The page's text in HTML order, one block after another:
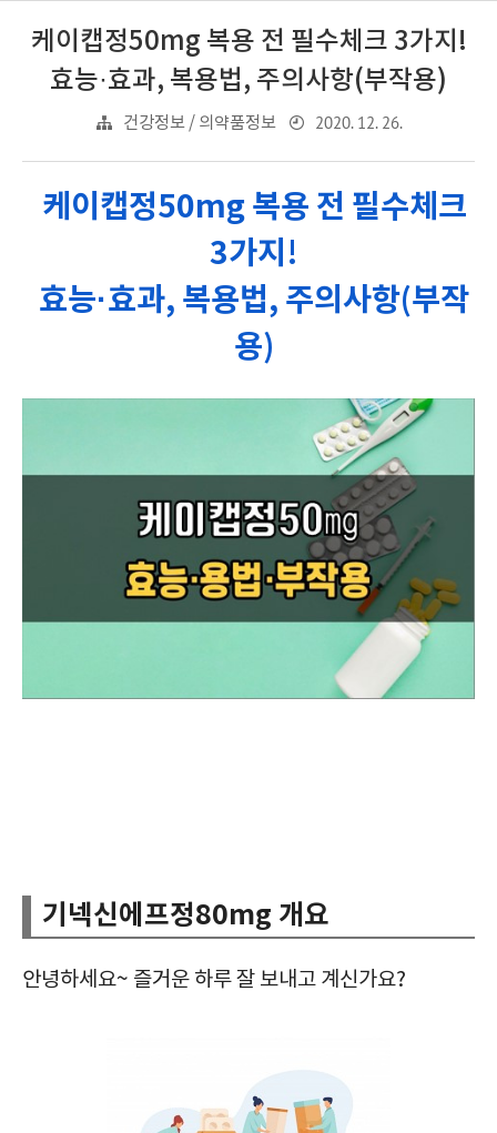
케이캡정50mg 복용 전 필수체크 3가지!
효능·효과, 복용법, 주의사항(부작용)
건강정보 / 의약품정보 2020. 12. 26.
케이캡정50mg 복용 전 필수체크
3가지!
효능·효과, 복용법, 주의사항(부작
용)
기넥신에프정80mg 개요
안녕하세요~ 즐거운 하루 잘 보내고 계신가요?